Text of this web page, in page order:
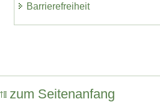
Barrierefreiheit
zum Seitenanfang